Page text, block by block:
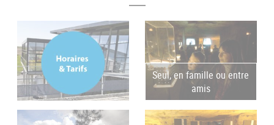
Seul, en famille ou entre
amis